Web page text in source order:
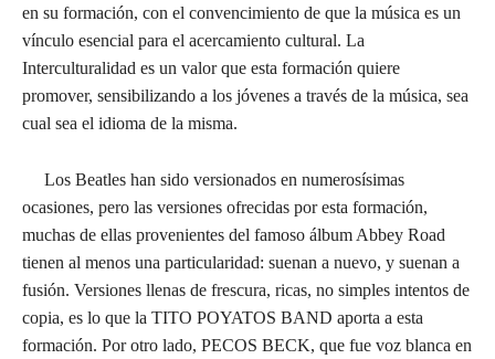
en su formación, con el convencimiento de que la música es un
vínculo esencial para el acercamiento cultural. La
Interculturalidad es un valor que esta formación quiere
promover, sensibilizando a los jóvenes a través de la música, sea
cual sea el idioma de la misma.
Los Beatles han sido versionados en numerosísimas
ocasiones, pero las versiones ofrecidas por esta formación,
muchas de ellas provenientes del famoso álbum Abbey Road
tienen al menos una particularidad: suenan a nuevo, y suenan a
fusión. Versiones llenas de frescura, ricas, no simples intentos de
copia, es lo que la TITO POYATOS BAND aporta a esta
formación. Por otro lado, PECOS BECK, que fue voz blanca en